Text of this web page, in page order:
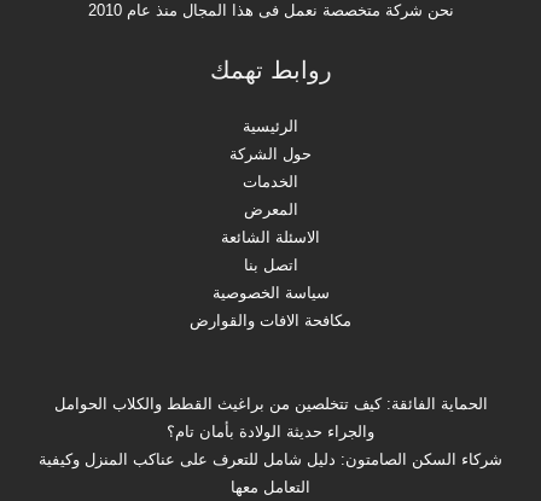
نحن شركة متخصصة نعمل فى هذا المجال منذ عام 2010
روابط تهمك
الرئيسية
حول الشركة
الخدمات
المعرض
الاسئلة الشائعة
اتصل بنا
سياسة الخصوصية
مكافحة الافات والقوارض
الحماية الفائقة: كيف تتخلصين من براغيث القطط والكلاب الحوامل
والجراء حديثة الولادة بأمان تام؟
شركاء السكن الصامتون: دليل شامل للتعرف على عناكب المنزل وكيفية
التعامل معها